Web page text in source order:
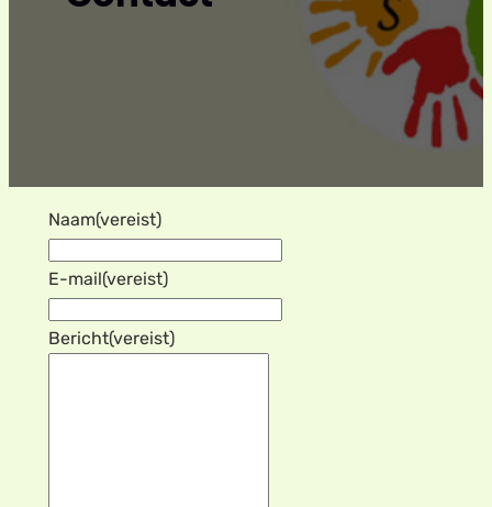
Naam(vereist)
E-mail(vereist)
Bericht(vereist)